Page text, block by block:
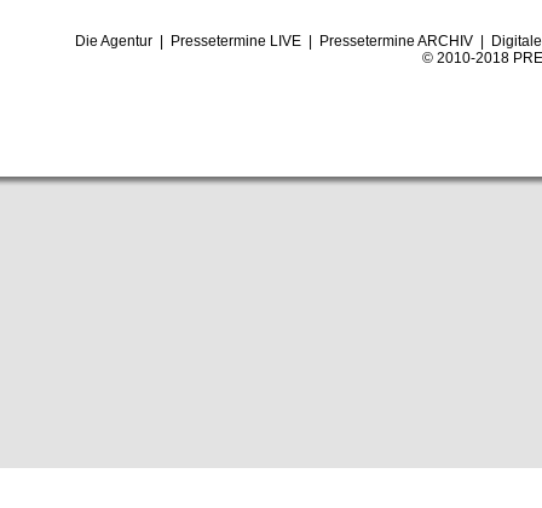
Die Agentur| Pressetermine LIVE| Pressetermine ARCHIV|
© 2010-2018